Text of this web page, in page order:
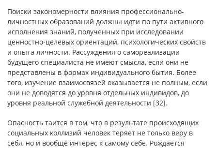
Поиски закономерности влияния профессионально-
личностных образований должны идти по пути активного
исполнения знаний, полученных при исследовании
ценностно-целевых ориентаций, психологических свойств
и опыта личности. Рассуждения о самореализации
будущего специалиста не имеют смысла, если они не
представлены в формах индивидуального бытия. Более
того, изучение взаимосвязей оказывается не полным, если
они не доводятся до уровня отдельных индивидов, до
уровня реальной служебной деятельности [32].
Опасность таится в том, что в результате происходящих
социальных коллизий человек теряет не только веру в
себя, но и вообще интерес к самому себе. Рождается